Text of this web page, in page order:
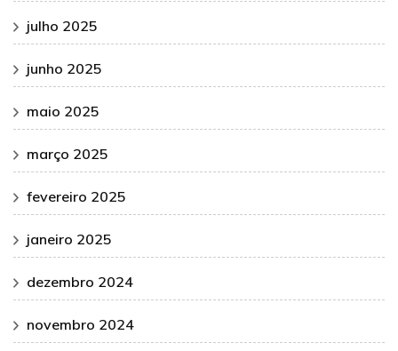
julho 2025
junho 2025
maio 2025
março 2025
fevereiro 2025
janeiro 2025
dezembro 2024
novembro 2024